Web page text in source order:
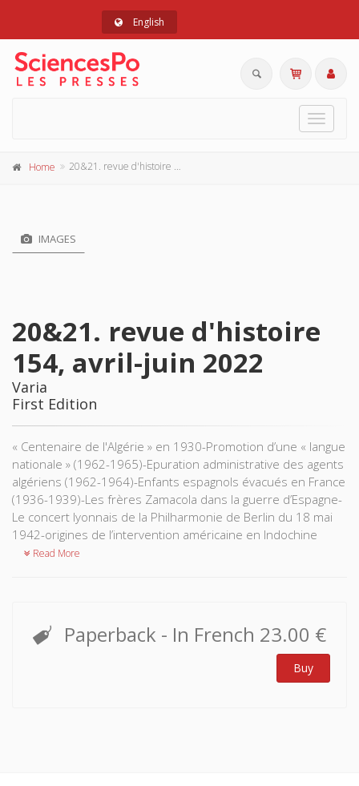
English
Toggle
Home 20&21. revue d'histoire 154, avril-juin 2022
IMAGES
20&21. revue d'histoire
154, avril-juin 2022
Varia
First Edition
« Centenaire de l'Algérie » en 1930-Promotion d’une « langue
nationale » (1962-1965)-Epuration administrative des agents
algériens (1962-1964)-Enfants espagnols évacués en France
(1936-1939)-Les frères Zamacola dans la guerre d’Espagne-
Le concert lyonnais de la Philharmonie de Berlin du 18 mai
1942-origines de l’intervention américaine en Indochine
Read More
Paperback - In French 23.00 €
Buy